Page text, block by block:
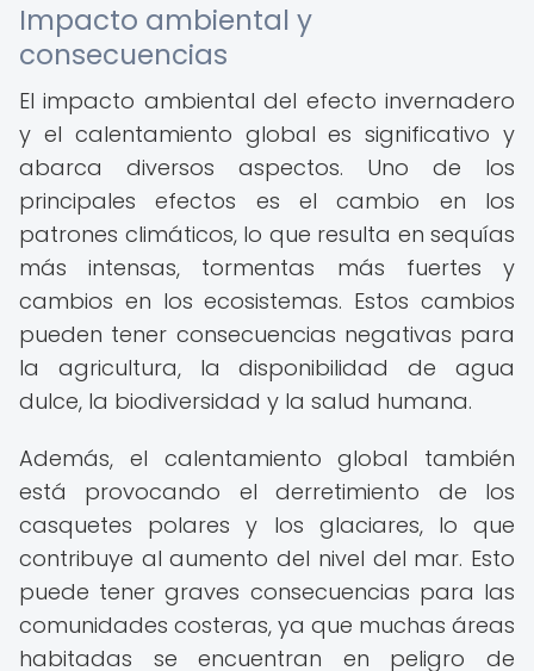
Impacto ambiental y
consecuencias
El impacto ambiental del efecto invernadero
y el calentamiento global es significativo y
abarca diversos aspectos. Uno de los
principales efectos es el cambio en los
patrones climáticos, lo que resulta en sequías
más intensas, tormentas más fuertes y
cambios en los ecosistemas. Estos cambios
pueden tener consecuencias negativas para
la agricultura, la disponibilidad de agua
dulce, la biodiversidad y la salud humana.
Además, el calentamiento global también
está provocando el derretimiento de los
casquetes polares y los glaciares, lo que
contribuye al aumento del nivel del mar. Esto
puede tener graves consecuencias para las
comunidades costeras, ya que muchas áreas
habitadas se encuentran en peligro de